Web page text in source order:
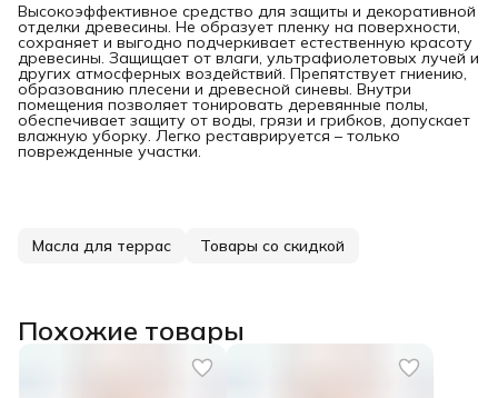
Высокоэффективное средство для защиты и декоративной
отделки древесины. Не образует пленку на поверхности,
сохраняет и выгодно подчеркивает естественную красоту
древесины. Защищает от влаги, ультрафиолетовых лучей и
других атмосферных воздействий. Препятствует гниению,
образованию плесени и древесной синевы. Внутри
помещения позволяет тонировать деревянные полы,
обеспечивает защиту от воды, грязи и грибков, допускает
влажную уборку. Легко реставрируется – только
поврежденные участки.
Масла для террас Товары со скидкой
Похожие товары